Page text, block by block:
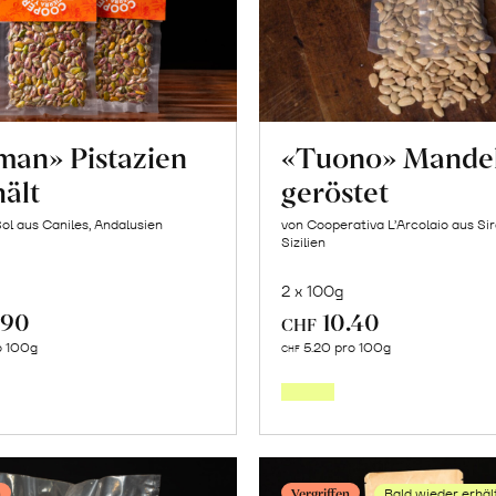
Pistazien
aus Caniles, Andalusien
100g
Pistazien
geschält
«Tuono»
geröstet
von Cooperativa L’Arcolaio aus
Sizilien
2 x 100g
CHF 10.40
CHF 5.20 pro 100g